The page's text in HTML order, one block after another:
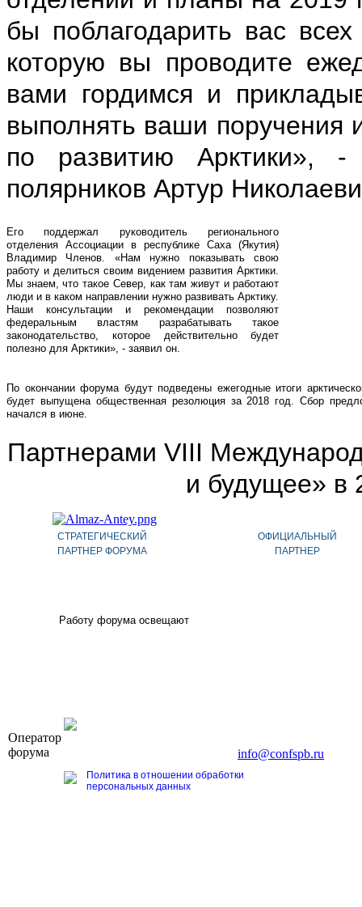
бы поблагодарить вас
которую вы проводите
вами гордимся и
выполнять ваши поручения
по развитию Арктики», -
полярников Артур
Его поддержал руководитель регионального
отделения Ассоциации в республике Саха (Якутия)
Владимир Членов. «Нам нужно показывать свою
работу и делиться своим видением развития Арктики.
Мы знаем, что такое Север, как там живут и работают
люди и в каком направлении нужно развивать Арктику.
Наши консультации и рекомендации позволяют
федеральным властям разрабатывать такое
законодательство, которое действительно будет
полезно для Арктики», - заявил он.
По окончании форума будут подведены ежегодные итоги
будет выпущена общественная резолюция за 2018 год. Сбор
начался в июне.
Партнерами VIII
и будущее» в
СТРАТЕГИЧЕСКИЙ
ПАРТНЕР ФОРУМА
ОФИЦИАЛЬНЫЙ
ПАРТНЕР
Работу форума освещают
Оператор
форума
info@confspb.ru
Политика в отношении обработки
персональных данных